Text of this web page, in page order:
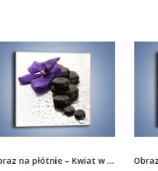
Obraz na płótnie – Kwiat w oddali –...